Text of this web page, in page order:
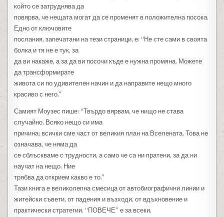
който се затруднява да
повярва, че нещата могат да се променят в положителна посока.
Едно от ключовите
послания, запечатани на тези страници, е: “Не сте сами в своята
болка и тя не е тук, за
да ви накаже, а за да ви посочи къде е нужна промяна. Можете
да трансформирате
живота си по удивителен начин и да направите нещо много
красиво с него.”
Самият Моузес пише: “Твърдо вярвам, че нищо не става
случайно. Всяко нещо си има
причина; всички сме част от великия план на Вселената. Това не
означава, че няма да
се сблъскваме с трудности, а само че са ни пратени, за да ни
научат на нещо. Ние
трябва да открием какво е то.”
Тази книга е великолепна смесица от автобиографични линии и
житейски съвети, от падения и възходи, от вдъхновение и
практически стратегии. “ПОВЕЧЕ” е за всеки,